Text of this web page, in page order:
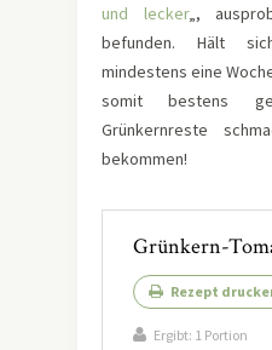
und lecker„,
befunden. Hält
mindestens eine
somit bestens
Grünkernreste
bekommen!
Grünkern-
Rezept
Ergibt: 1 Portion